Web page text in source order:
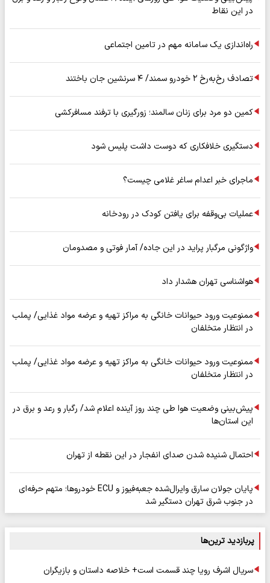
در این نقاط
راه‌اندازی یک سامانه مهم در تامین اجتماعی
تصادف رخ‌به‌رخ ۲ خودرو سمند/ ۴ سرنشین جان باختند
کمین دو مرد برای زنان سالمند؛ زورگیری با ترفند مسافرکشی
دستگیری خلافکاری که دوست داشت پلیس شود
ماجرای خبر اعدام ساغر غلامی چیست؟
عملیات بی‌وقفه برای یافتن کودک در رودخانه
واژگونی مرگبار پراید در این جاده/ آمار فوتی و مصدومان
هواشناسی تهران هشدار داد
ممنوعیت ورود حیوانات خانگی به مراکز تهیه و عرضه مواد غذایی/ پملب
در انتظار متخلفان
ممنوعیت ورود حیوانات خانگی به مراکز تهیه و عرضه مواد غذایی/ پملب
در انتظار متخلفان
پیش‌بینی وضعیت هوا طی چند روز آینده اعلام شد/ رگبار و رعد و برق در
این استان‌ها
احتمال شنیده شدن صدای انفجار در این نقطه از تهران
پایان جولان سارق وایرال‌شده جعبه‌فیوز و ECU خودروها؛ متهم حرفه‌ای
در جنوب شرق تهران دستگیر شد
پربازدید ترین‌ها
سریال اشرف رویا چند قسمت است+ خلاصه داستان و بازیگران